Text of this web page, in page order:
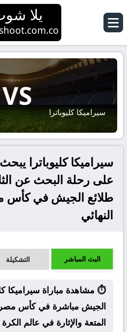
يلا
سيراميكا كليوباترا
VS
سيراميكا كليوباترا
على رحلة البحث عن
طلائع الجيش في كأس
النهائي
البث المباشر التشكيلة
⏱️ مشاهدة مباراة سيراميكا
الجيش مباشرة في كأس مصر
المتعة والإثارة في عالم